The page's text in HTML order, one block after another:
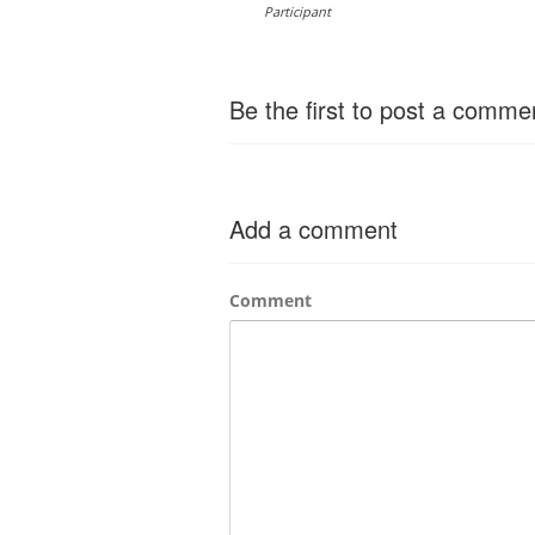
Participant
Be the first to post a
Add a comment
Comment